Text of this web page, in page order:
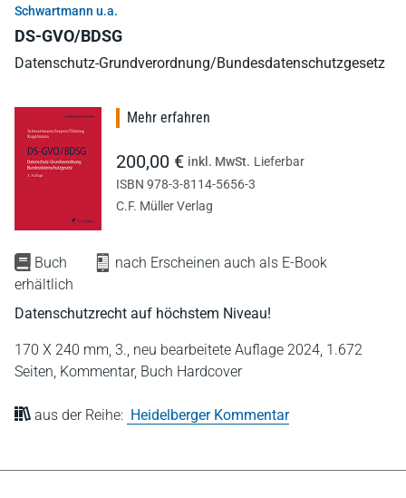
Schwartmann u.a.
DS-GVO/BDSG
Datenschutz-Grundverordnung/Bundesdatenschutzgesetz
Buch
nach Erscheinen auch als E-Book
erhältlich
Datenschutzrecht auf höchstem Niveau!
170 X 240 mm, 3., neu bearbeitete Auflage 2024, 1.672
Seiten, Kommentar, Buch Hardcover
aus der Reihe: Heidelberger Kommentar
Mehr erfahren
200,00 € inkl. MwSt. Lieferbar
ISBN 978-3-8114-5656-3
C.F. Müller Verlag